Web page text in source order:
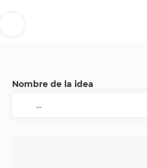
Nombre de la idea